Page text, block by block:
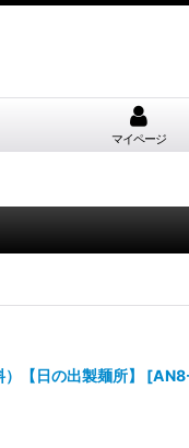
マイページ
【日の出製麺所】 [